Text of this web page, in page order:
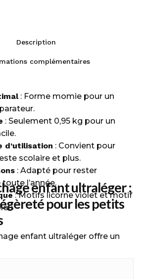
Description
complémentaires
: Forme momie pour un
: Seulement 0,95 kg pour un
d’utilisation : Convient pour
scolaire et plus.
: Adapté pour rester
l’année.
: Motifs licorne violet et motif
enfant ultraléger :
pour les petits
enfant ultraléger offre un
soit. Avec un poids de